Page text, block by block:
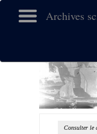
Archives
Consulter le